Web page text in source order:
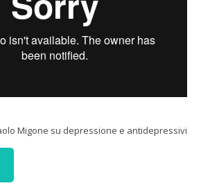
Migone su depressione e antidepressivi